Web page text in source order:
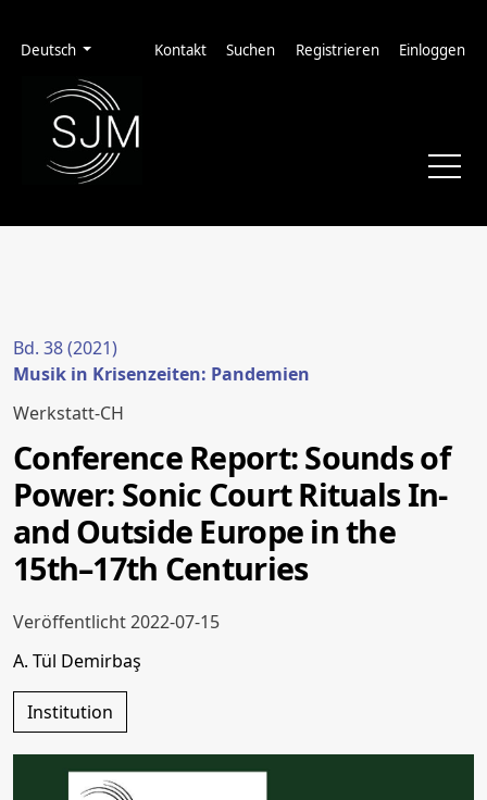
Sprache
Deutsch
Administrationsmenü
Kontakt Suchen Registrieren Einloggen
Bd. 38 (2021)
Musik in Krisenzeiten: Pandemien
Werkstatt-CH
Conference Report: Sounds of
Power: Sonic Court Rituals In-
and Outside Europe in the
15th–17th Centuries
Veröffentlicht 2022-07-15
A. Tül Demirbaş
Institution